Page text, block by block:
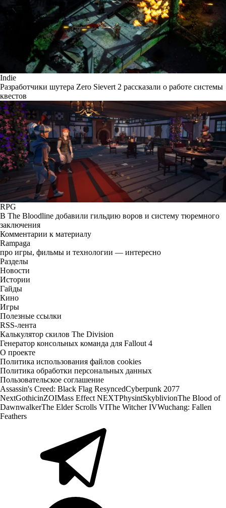
Indie
Разработчики шутера Zero Sievert 2 рассказали о работе системы
квестов
RPG
В The Bloodline добавили гильдию воров и систему тюремного
заключения
Комментарии к материалу
Rampaga
про игры, фильмы и технологии — интересно
Разделы
Новости
Истории
Гайды
Кино
Игры
Полезные ссылки
RSS-лента
Калькулятор скилов The Division
Генератор консольных команда для Fallout 4
О проекте
Политика использования файлов cookies
Политика обработки персональных данных
Пользовательское соглашение
Assassin's Creed: Black Flag ResyncedCyberpunk 2077
NextGothicinZOIMass Effect NEXTPhysintSkyblivionThe Blood of
DawnwalkerThe Elder Scrolls VIThe Witcher IVWuchang: Fallen
Feathers